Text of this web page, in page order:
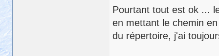
Pourtant tout est ok ...
en mettant le chemin
du répertoire, j'ai